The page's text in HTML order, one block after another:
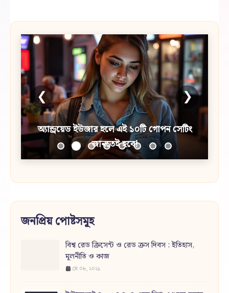
অ্যান্ড্রয়েড ইউজার হলে এই ১০টি গোপন সেটিং
জানতেই হবে!
❮ ❯
জনপ্রিয় পোষ্টসমূহ
বিশ্ব রেড ক্রিসেন্ট ও রেড ক্রস দিবস : ইতিহাস,
মূলনীতি ও কাজ
মে ০৮, ২০২১